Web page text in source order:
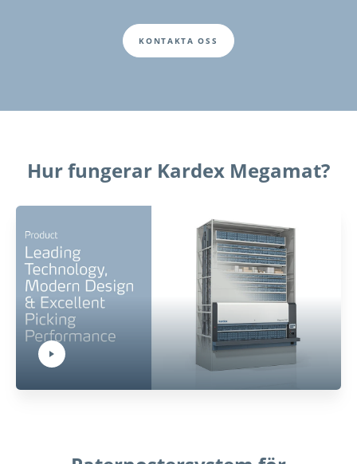
KONTAKTA OSS
Hur fungerar Kardex Megamat?
Hit ENTER to activate YouTube-Player. Access player controlls via TAB.